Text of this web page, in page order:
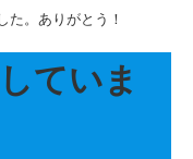
た。ありがとう！
ていま